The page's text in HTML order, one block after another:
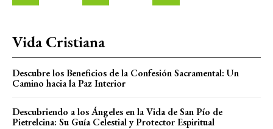
Vida Cristiana
Descubre los Beneficios de la Confesión Sacramental: Un
Camino hacia la Paz Interior
Descubriendo a los Ángeles en la Vida de San Pío de
Pietrelcina: Su Guía Celestial y Protector Espiritual